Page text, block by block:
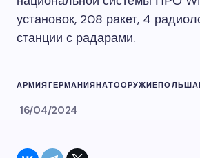
установок, 208 ракет, 4
станции с радарами.
АРМИЯГЕРМАНИЯНАТООРУЖИЕПОЛЬША
16/04/2024